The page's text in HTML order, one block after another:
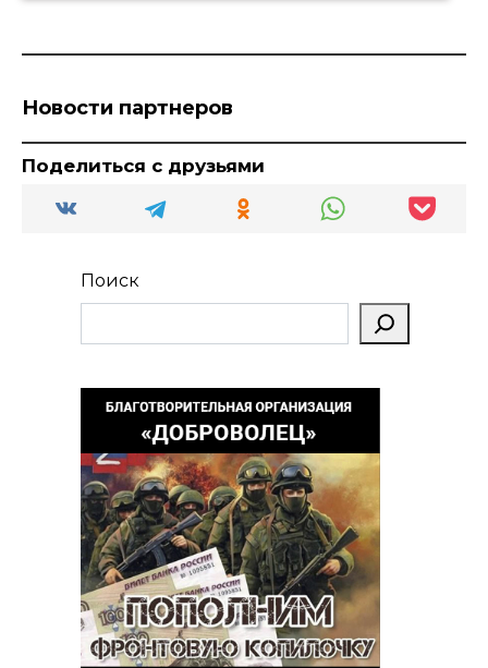
Новости партнеров
Поделиться с друзьями
Поиск